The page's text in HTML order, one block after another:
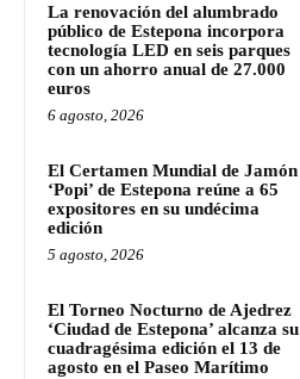
La renovación del alumbrado
público de Estepona incorpora
tecnología LED en seis parques
con un ahorro anual de 27.000
euros
6 agosto, 2026
El Certamen Mundial de Jamón
‘Popi’ de Estepona reúne a 65
expositores en su undécima
edición
5 agosto, 2026
El Torneo Nocturno de Ajedrez
‘Ciudad de Estepona’ alcanza su
cuadragésima edición el 13 de
agosto en el Paseo Marítimo